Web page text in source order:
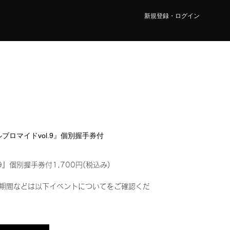
新規登録・ログイン
ロマイドvol.9』個別握手券付
』個別握手券付1,700円(税込み)
間などは以下イベントについてをご確認くだ